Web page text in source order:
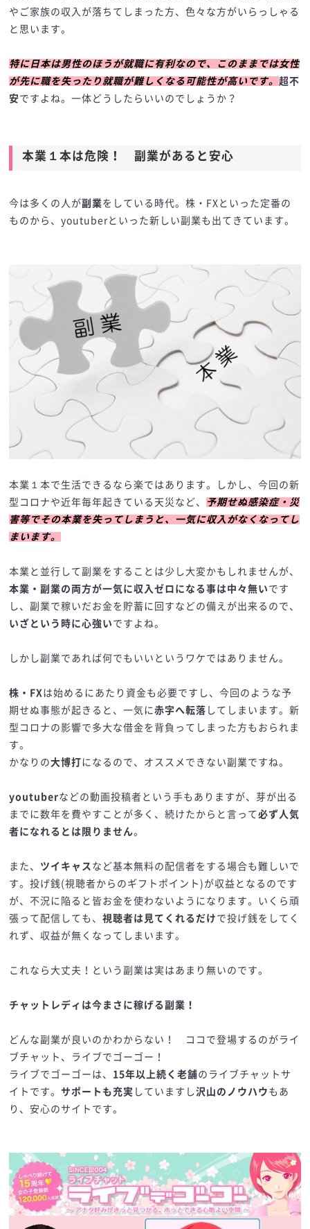
やご家族の収入が落ちてしまった方、色々な方がいらっしゃる
と思います。
特に日本は男性のほうが就職に有利なので、このままでは女性
が先に職を失ったり就職が難しくなる可能性が高いです。超不
安ですよね。一体どうしたらいいのでしょうか？
本業１本は危険！ 副業があると安心
今は多くの人が副業をしている時代。株・FXといった定番の
ものから、youtuberといった新しい副業も出てきています。
本業１本で生活できるなら楽ではあります。しかし、今回の新
型コロナや近年毎年起きている天災など、
予期せぬ感染症・災
害等でその本業を失ってしまうと、一気に収入がなくなってし
まいます。
本業と並行して副業をすることは少し大変かもしれませんが、
本業・副業の両方が一気に収入ゼロになる事は中々無い です
し、副業で稼いだお金を貯蓄に回すなどの備えが出来るので、
いざという時に心強い ですよね。
しかし副業であれば何でもいいというワケではありません。
株・FX は始めるにあたり資金も必要ですし、今回のような予
期せぬ事態が起きると、一気に赤字へ転落 してしまいます。新
型コロナの影響で多大な借金を背負ってしまった方もおられま
す。
かなりの大博打になるので、オススメできない副業ですね。
youtuberなどの動画投稿者という手もありますが、芽が出る
までに数年を費やすことが多く、続けたからと言って必ず人気
者になれるとは限りません。
また、 ツイキャス など基本無料の配信者をする場合も難しいで
す。投げ銭(視聴者からのギフトポイント)が収益となるのです
が、不況に陥ると皆お金を使わないようになります。いくら頑
張って配信しても、視聴者は見てくれるだけ で投げ銭をしてく
れず、収益が無くなってしまいます。
これなら大丈夫！という副業は実はあまり無いのです。
チャットレディは今まさに稼げる副業！
どんな副業が良いのかわからない！ ココで登場するのがライ
ブチャット、ライブでゴーゴー！
ライブでゴーゴーは、 15年以上続く老舗のライブチャットサ
イトです。サポートも充実 していますし沢山のノウハウ もあ
り、安心のサイトです。